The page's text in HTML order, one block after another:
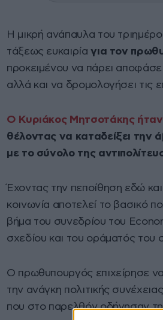
Η μικρή ανάπαυλα του
τάξεως ευκαιρίαγια τον
προκειμένου να πάρει
αλλά και να δρομολογήσει τις
Ο Κυριάκος Μητσοτάκης ήταν
θέλοντας να καταδείξει την
με το σύνολο της
Έχοντας την πεποίθηση εδώ
κοινωνία αποτελεί το βασικό
βήμα του συνεδρίου του
σχεδίου και του οράματός
Ο πρωθυπουργός επιχείρησε
την ανάγκη πολιτικής
που στο παρελθόν οδήγησαν